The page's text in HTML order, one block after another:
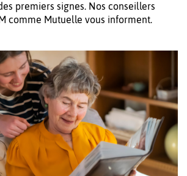
premiers signes. Nos conseillers
comme Mutuelle vous informent.